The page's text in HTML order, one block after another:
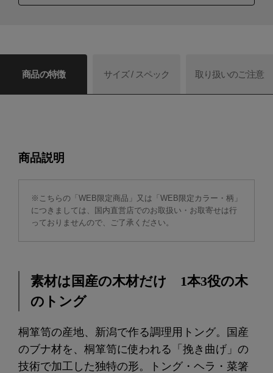
商品の特徴 サイズ / スペック 取り扱いのご注意
商品説明
※こちらの「WEB限定商品」又は「WEB限定カラー・柄」
につきましては、国内直営店でのお取扱い・お取寄せは行
っておりませんので、ご了承ください。
素材は国産の木材だけ 1本3役の木
のトング
桐箪笥の産地、新潟で作る調理用トング。国産
のブナ材を、桐箪笥に使われる「挽き曲げ」の
技術で加工した独特の形。トング・ヘラ・菜箸